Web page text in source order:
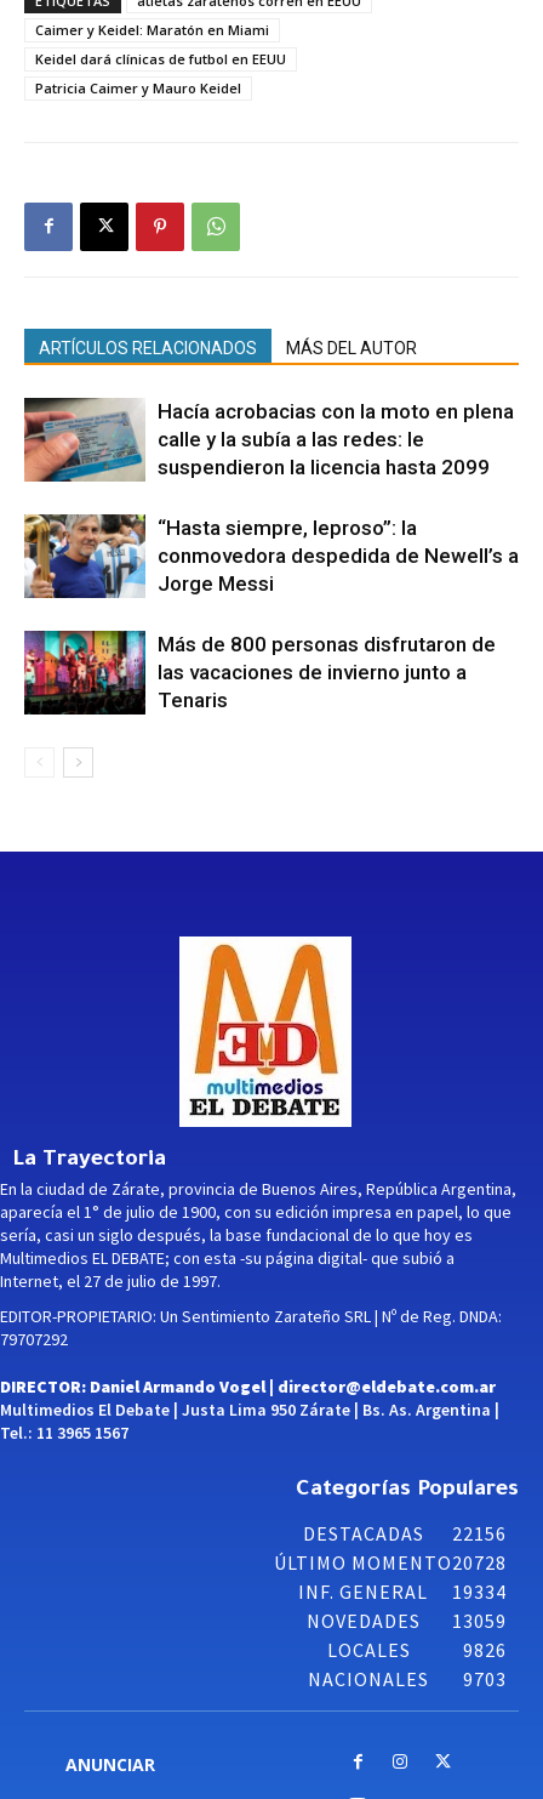
Caimer y Keidel: Maratón en Miami
Keidel dará clínicas de futbol en EEUU
Patricia Caimer y Mauro Keidel
ARTÍCULOS RELACIONADOS MÁS DEL AUTOR
Hacía acrobacias con la moto en plena
calle y la subía a las redes: le
suspendieron la licencia hasta 2099
“Hasta siempre, leproso”: la
conmovedora despedida de Newell’s a
Jorge Messi
Más de 800 personas disfrutaron de
las vacaciones de invierno junto a
Tenaris
La Trayectoria
En la ciudad de Zárate, provincia de Buenos Aires, República Argentina,
aparecía el 1° de julio de 1900, con su edición impresa en papel, lo que
sería, casi un siglo después, la base fundacional de lo que hoy es
Multimedios EL DEBATE; con esta -su página digital- que subió a
Internet, el 27 de julio de 1997.
EDITOR-PROPIETARIO: Un Sentimiento Zarateño SRL | Nº de Reg. DNDA:
79707292
DIRECTOR: Daniel Armando Vogel | director@eldebate.com.ar
Multimedios El Debate | Justa Lima 950 Zárate | Bs. As. Argentina |
Tel.: 11 3965 1567
Categorías Populares
DESTACADAS
22156
ÚLTIMO MOMENTO20728
INF. GENERAL
19334
NOVEDADES
13059
LOCALES
9826
NACIONALES
9703
ANUNCIAR